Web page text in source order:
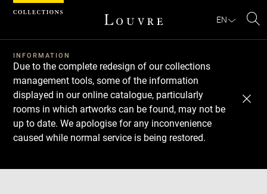
EN
INFORMATION
Due to the complete redesign of our collections
management tools, some of the information
displayed in our online catalogue, particularly
rooms in which artworks can be found, may not be
up to date. We apologise for any inconvenience
caused while normal service is being restored.
Download
Next
Previous
Cookies management panel